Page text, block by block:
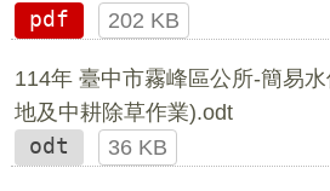
pdf
202 KB
114年 臺中市霧峰區公所-簡易
地及中耕除草作業).odt
odt
36 KB